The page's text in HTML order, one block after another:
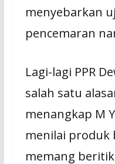
menyebarkan
pencemaran
Lagi-lagi PPR
salah satu
menangkap M
menilai produk
memang